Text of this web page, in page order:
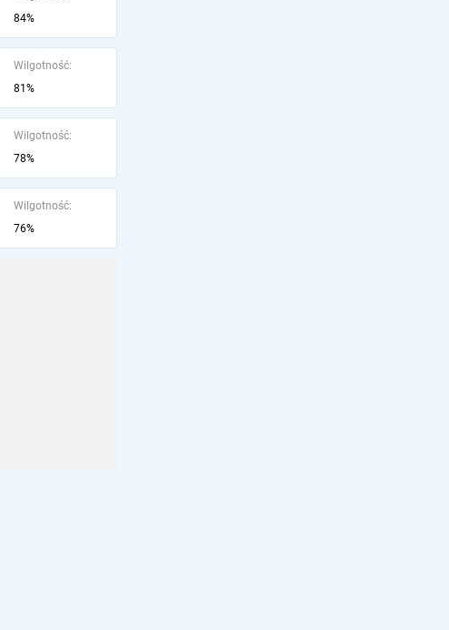
84%
Wilgotność:
81%
Wilgotność:
78%
Wilgotność:
76%